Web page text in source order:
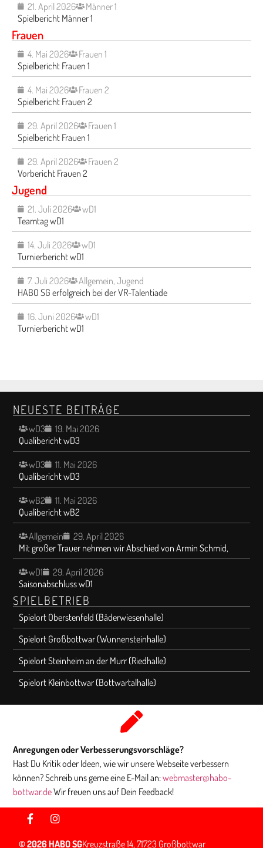
21. April 2026
Männer 1
Spielbericht Männer 1
Frauen
4. Mai 2026
Frauen 1
Spielbericht Frauen 1
4. Mai 2026
Frauen 2
Spielbericht Frauen 2
29. April 2026
Frauen 1
Spielbericht Frauen 1
29. April 2026
Frauen 2
Vorbericht Frauen 2
Jugend
21. Juli 2026
wD1
Teamtag wD1
14. Juli 2026
wD1
Turnierbericht wD1
7. Juli 2026 Allgemein, Jugend
HABO SG erfolgreich bei der VR-Talentiade
16. Juni 2026
wD1
Turnierbericht wD1
NEUESTE BEITRÄGE
wD3
19. Mai 2026
Qualibericht wD3
wD3
11. Mai 2026
Qualibericht wD3
wB2
11. Mai 2026
Qualibericht wB2
Allgemein
29. April 2026
Mit großer Trauer nehmen wir Abschied von Armin Schmid,
wD1
29. April 2026
Saisonabschluss wD1
SPIELBETRIEB
Spielort Oberstenfeld (Bäderwiesenhalle)
Spielort Großbottwar (Wunnensteinhalle)
Spielort Steinheim an der Murr (Riedhalle)
Spielort Kleinbottwar (Bottwartalhalle)
Anregungen oder Verbesserungsvorschläge?
Hast Du Kritik oder Ideen, wie wir unsere Webseite verbessern
können? Schreib uns gerne eine E-Mail an:webmaster@habo-
bottwar.deWir freuen uns auf Dein Feedback!
© 2026 HABO SGKreuzstraße 14, 71723 Großbottwar